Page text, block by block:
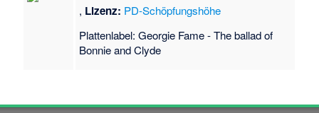
, Lizenz: PD-Schöpfungshöhe
Plattenlabel: Georgie Fame - The ballad of
Bonnie and Clyde